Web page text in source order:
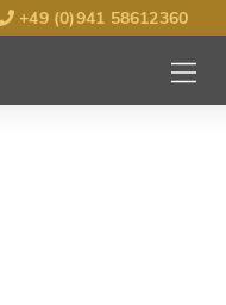
+49 (0)941 58612360
MENÜ